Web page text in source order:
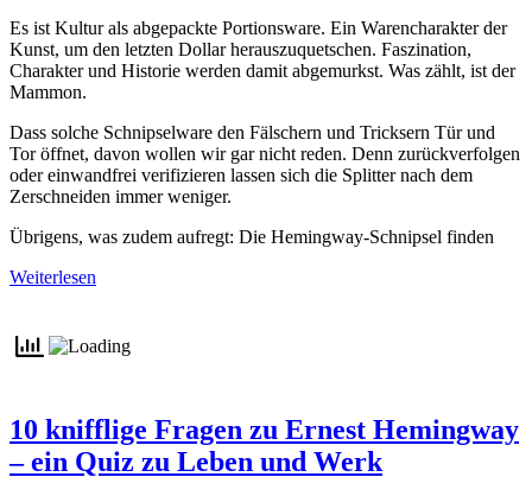
Es ist Kultur als abgepackte Portionsware. Ein Warencharakter der
Kunst, um den letzten Dollar herauszuquetschen. Faszination,
Charakter und Historie werden damit abgemurkst. Was zählt, ist der
Mammon.
Dass solche Schnipselware den Fälschern und Tricksern Tür und
Tor öffnet, davon wollen wir gar nicht reden. Denn zurückverfolgen
oder einwandfrei verifizieren lassen sich die Splitter nach dem
Zerschneiden immer weniger.
Übrigens, was zudem aufregt: Die Hemingway-Schnipsel finden
Weiterlesen
10 knifflige Fragen zu Ernest Hemingway
– ein Quiz zu Leben und Werk